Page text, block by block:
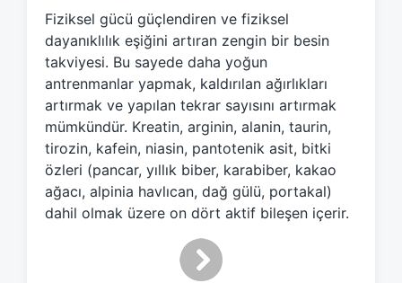
d
w
t
h
Fiziksel gücü güçlendiren ve fiziksel
dayanıklılık eşiğini artıran zengin bir besin
takviyesi. Bu sayede daha yoğun
antrenmanlar yapmak, kaldırılan ağırlıkları
artırmak ve yapılan tekrar sayısını artırmak
mümkündür. Kreatin, arginin, alanin, taurin,
tirozin, kafein, niasin, pantotenik asit, bitki
özleri (pancar, yıllık biber, karabiber, kakao
ağacı, alpinia havlıcan, dağ gülü, portakal)
dahil olmak üzere on dört aktif bileşen içerir.